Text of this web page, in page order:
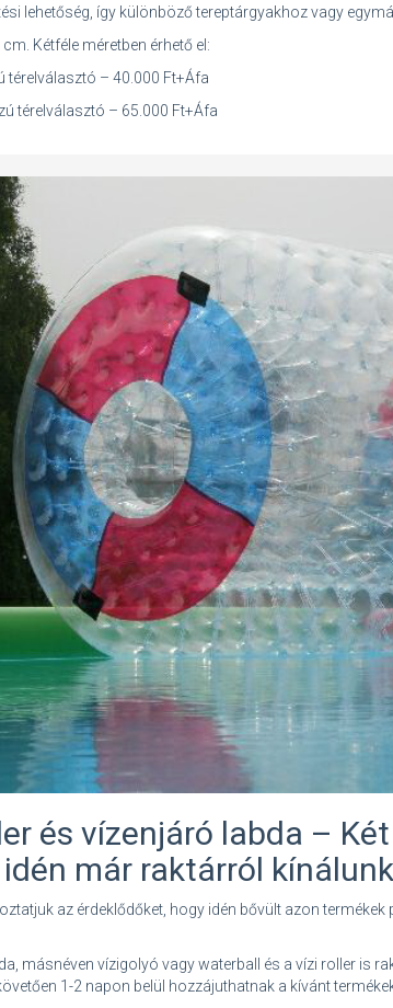
lehetőség, így különböző tereptárgyakhoz vagy
Kétféle méretben érhető el:
térelválasztó – 40.000 Ft+Áfa
térelválasztó – 65.000 Ft+Áfa
és vízenjáró labda –
már raktárról kínálunk
az érdeklődőket, hogy idén bővült azon
másnéven vízigolyó vagy waterball és a vízi roller is
1-2 napon belül hozzájuthatnak a kívánt